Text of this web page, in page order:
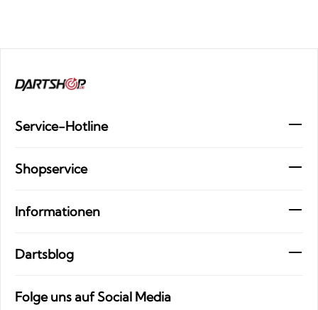
Service-Hotline
Shopservice
Informationen
Dartsblog
Folge uns auf Social Media